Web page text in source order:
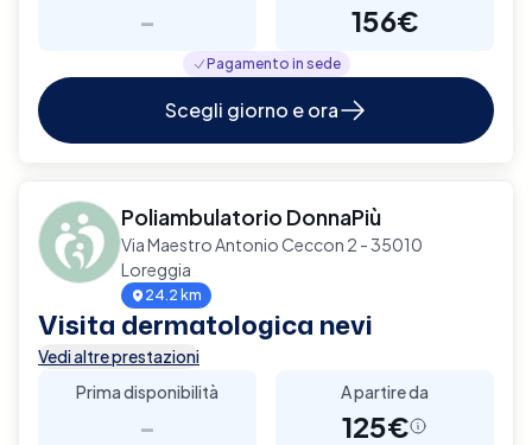
- 156€
Pagamento in sede
Scegli giorno e ora
Poliambulatorio DonnaPiù
Via Maestro Antonio Ceccon 2 - 35010
Loreggia
24.2 km
Visita dermatologica nevi
Vedi altre prestazioni
Prima disponibilità
-
A partire da
125€